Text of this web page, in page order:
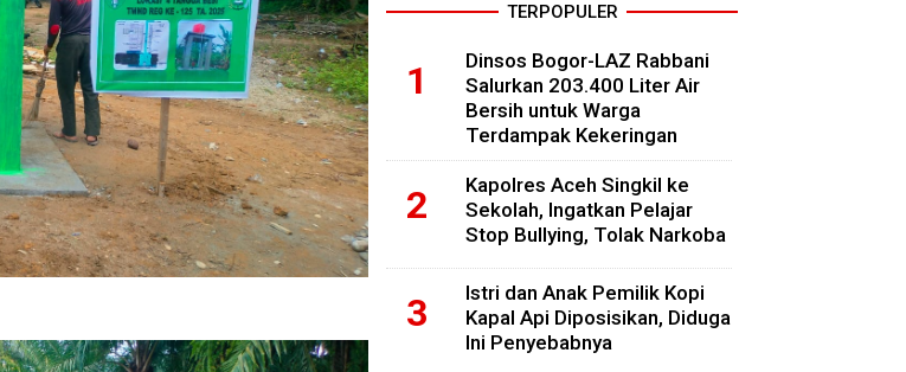
TERPOPULER
Dinsos Bogor-LAZ Rabbani
Salurkan 203.400 Liter Air
Bersih untuk Warga
Terdampak Kekeringan
Kapolres Aceh Singkil ke
Sekolah, Ingatkan Pelajar
Stop Bullying, Tolak Narkoba
Istri dan Anak Pemilik Kopi
Kapal Api Diposisikan, Diduga
Ini Penyebabnya